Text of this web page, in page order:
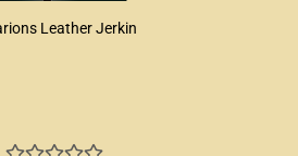
Leather Jerkin